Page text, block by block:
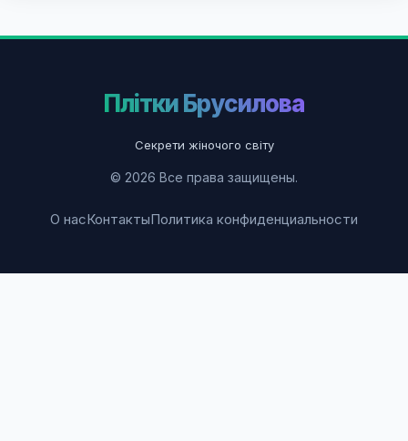
Плітки Брусилова
Секрети жіночого світу
© 2026 Все права защищены.
О насКонтактыПолитика конфиденциальности